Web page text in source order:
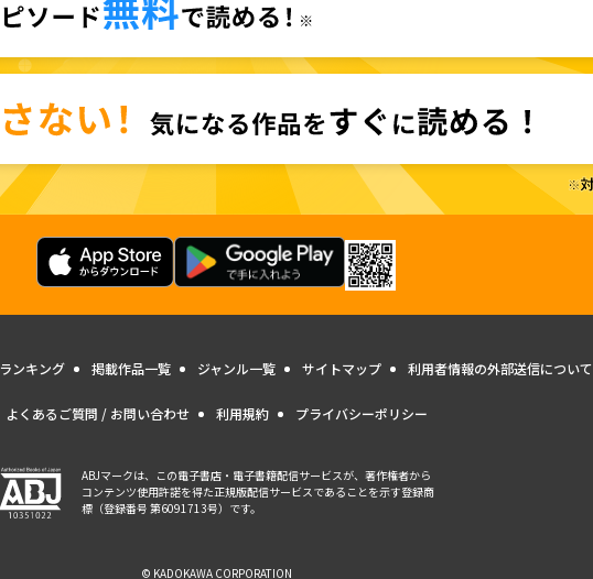
ランキング 掲載作品一覧 ジャンル一覧 サイトマップ 利用者情報の外部送信について
よくあるご質問 / お問い合わせ 利用規約 プライバシーポリシー
ABJマークは、この電子書店・電子書籍配信サービスが、著作権者から
コンテンツ使用許諾を得た正規版配信サービスであることを示す登録商
標（登録番号 第6091713号）です。
© KADOKAWA CORPORATION